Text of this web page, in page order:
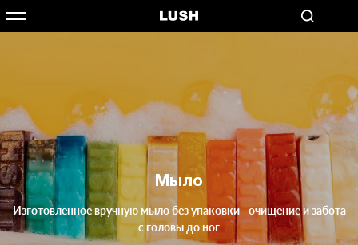
Мыло
Изготовленное вручную мыло без упаковки - очищение и забота
с головы до ног